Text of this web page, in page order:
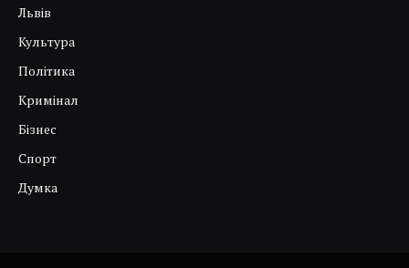
Львів
Культура
Політика
Кримінал
Бізнес
Спорт
Думка